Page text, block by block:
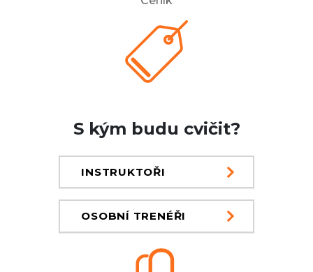
S kým budu cvičit?
INSTRUKTOŘI
OSOBNÍ TRENÉŘI